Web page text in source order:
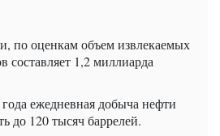
по оценкам объем извлекаемых
составляет 1,2 миллиарда
ежедневная добыча нефти
до 120 тысяч баррелей.